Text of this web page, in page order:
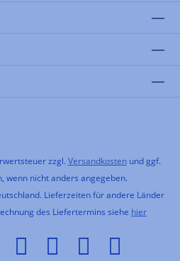
zzgl. Versandkostenund ggf.
wenn nicht anders angegeben.
Lieferzeiten für andere Länder
des Liefertermins siehe hier